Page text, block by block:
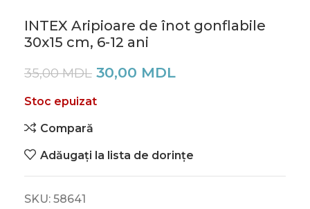
INTEX Aripioare de înot gonflabile
30х15 cm, 6-12 ani
35,00MDL 30,00 MDL
Stoc epuizat
Compară
Adăugați la lista de dorințe
SKU: 58641